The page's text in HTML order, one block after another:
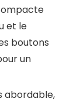
et le
boutons
un
abordable,